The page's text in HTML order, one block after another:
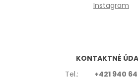
Instagram
KONTAKTNÉ
Tel.: +421 940